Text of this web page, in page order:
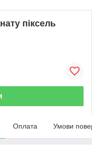
піксель
Оплата Умови